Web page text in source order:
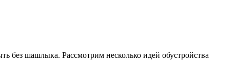
без шашлыка. Рассмотрим несколько идей обустройства